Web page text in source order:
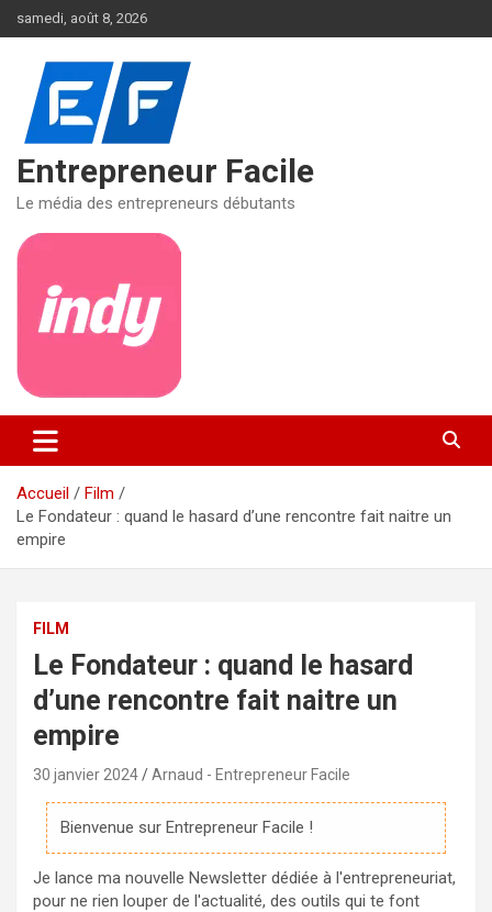
au
samedi, août 8, 2026
Entrepreneur Facile
Le média des entrepreneurs débutants
Accueil
Film
Le Fondateur : quand le hasard d’une rencontre fait naitre un
empire
FILM
Le Fondateur : quand le hasard
d’une rencontre fait naitre un
empire
30 janvier 2024 Arnaud - Entrepreneur Facile
Bienvenue sur Entrepreneur Facile !
Je lance ma nouvelle Newsletter dédiée à l'entrepreneuriat,
pour ne rien louper de l'actualité, des outils qui te font